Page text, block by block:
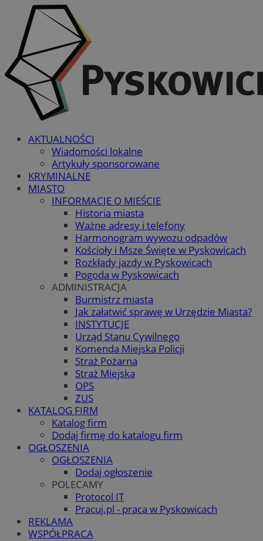
AKTUALNOŚCI
Wiadomości lokalne
Artykuły sponsorowane
KRYMINALNE
MIASTO
INFORMACJE O MIEŚCIE
Historia miasta
Ważne adresy i telefony
Harmonogram wywozu odpadów
Kościoły i Msze Święte w Pyskowicach
Rozkłady jazdy w Pyskowicach
Pogoda w Pyskowicach
ADMINISTRACJA
Burmistrz miasta
Jak załatwić sprawę w Urzędzie Miasta?
INSTYTUCJE
Urząd Stanu Cywilnego
Komenda Miejska Policji
Straż Pożarna
Straż Miejska
OPS
ZUS
KATALOG FIRM
Katalog firm
Dodaj firmę do katalogu firm
OGŁOSZENIA
OGŁOSZENIA
Dodaj ogłoszenie
POLECAMY
Protocol IT
Pracuj.pl - praca w Pyskowicach
REKLAMA
WSPÓŁPRACA